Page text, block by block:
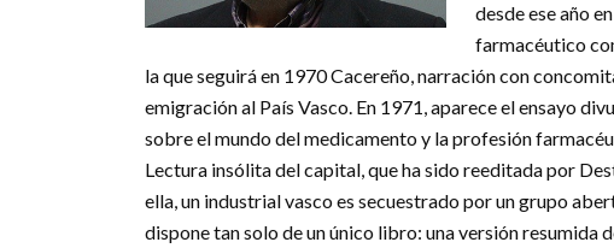
desde ese año
farmacéutico
la que seguirá en 1970 Cacereño, narración con
emigración al País Vasco. En 1971, aparece el ensayo
sobre el mundo del medicamento y la profesión
Lectura insólita del capital, que ha sido reeditada por
ella, un industrial vasco es secuestrado por un grupo
dispone tan solo de un único libro: una versión